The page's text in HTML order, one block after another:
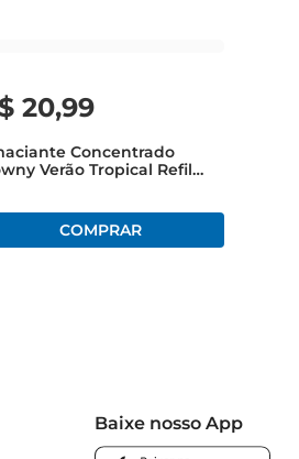
20,99
Concentrado
Verão Tropical Refil
Baixe nosso App